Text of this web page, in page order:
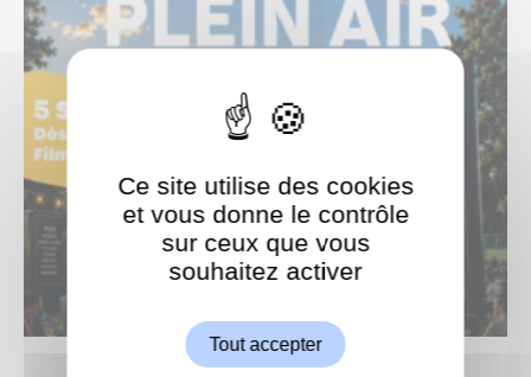
ShareThis est désactivé.
Ce site utilise des cookies
et vous donne le contrôle
sur ceux que vous
souhaitez activer
Tout accepter